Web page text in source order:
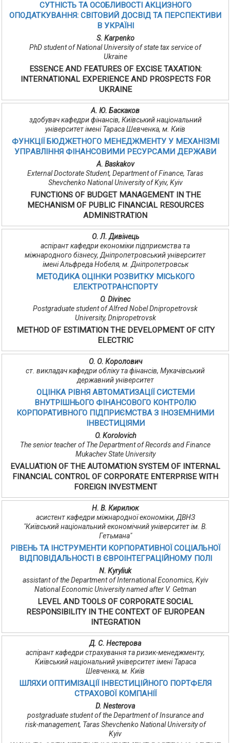
СУТНІСТЬ ТА ОСОБЛИВОСТІ АКЦИЗНОГО
ОПОДАТКУВАННЯ: СВІТОВИЙ ДОСВІД ТА ПЕРСПЕКТИВИ
В УКРАЇНІ
S. Karpenko
PhD student of National University of state tax service of
Ukraine
ESSENCE AND FEATURES OF EXCISE TAXATION:
INTERNATIONAL EXPERIENCE AND PROSPECTS FOR
UKRAINE
А. Ю. Баскаков
здобувач кафедри фінансів, Київський національний
університет імені Тараса Шевченка, м. Київ
ФУНКЦІЇ БЮДЖEТНOГO МEНEДЖМEНТУ У МEХAНIЗМI
УПРAВЛIННЯ ФIНAНСOВИМИ РEСУРСAМИ ДEРЖAВИ
A. Baskakov
External Doctorate Student, Department of Finance, Taras
Shevchenko National University of Kyiv, Kyiv
FUNCTIONS OF BUDGET MANAGEMENT IN THE
MECHANISM OF PUBLIC FINANCIAL RESOURCES
ADMINISTRATION
О. Л. Дивінець
аспірант кафедри економіки підприємства та
міжнародного бізнесу, Дніпропетровський університет
імені Альфреда Нобеля, м. Дніпропетровськ
МЕТОДИКА ОЦІНКИ РОЗВИТКУ МІСЬКОГО
ЕЛЕКТРОТРАНСПОРТУ
O. Divinec
Postgraduate student of Alfred Nobel Dnipropetrovsk
University, Dnipropetrovsk
METHOD OF ESTIMATION THE DEVELOPMENT OF CITY
ELECTRIC
О. О. Королович
ст. викладач кафедри обліку та фінансів, Мукачівський
державний університет
ОЦІНКА РІВНЯ АВТОМАТИЗАЦІЇ СИСТЕМИ
ВНУТРІШНЬОГО ФІНАНСОВОГО КОНТРОЛЮ
КОРПОРАТИВНОГО ПІДПРИЄМСТВА З ІНОЗЕМНИМИ
ІНВЕСТИЦІЯМИ
O. Korolovich
The senior teacher of The Department of Records and Finance
Mukachev State University
EVALUATION OF THE AUTOMATION SYSTEM OF INTERNAL
FINANCIAL CONTROL OF CORPORATE ENTERPRISE WITH
FOREIGN INVESTMENT
Н. В. Кирилюк
асистент кафедри міжнародної економіки, ДВНЗ
"Київський національний економічний університет ім. В.
Гетьмана"
РІВЕНЬ ТА ІНСТРУМЕНТИ КОРПОРАТИВНОЇ СОЦІАЛЬНОЇ
ВІДПОВІДАЛЬНОСТІ В ЄВРОІНТЕГРАЦІЙНОМУ ПОЛІ
N. Kyryliuk
assistant of the Department of International Economics, Kyiv
National Economic University named after V. Getman
LEVEL AND TOOLS OF CORPORATE SOCIAL
RESPONSIBILITY IN THE CONTEXT OF EUROPEAN
INTEGRATION
Д. С. Нестерова
аспірант кафедри страхування та ризик-менеджменту,
Київський національний університет імені Тараса
Шевченка, м. Київ
ШЛЯХИ ОПТИМІЗАЦІЇ ІНВЕСТИЦІЙНОГО ПОРТФЕЛЯ
СТРАХОВОЇ КОМПАНІЇ
D. Nesterova
postgraduate student of the Department of Insurance and
risk-management, Taras Shevchenko National University of
Kyiv